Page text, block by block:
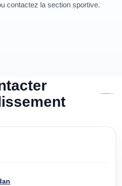
contactez la section sportive.